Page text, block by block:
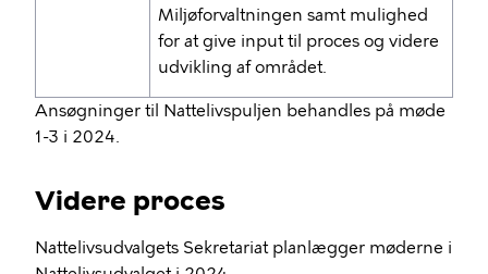
Miljøforvaltningen samt mulighed
for at give input til proces og videre
udvikling af området.
Ansøgninger til Nattelivspuljen behandles på møde
1-3 i 2024.
Videre proces
Nattelivsudvalgets Sekretariat planlægger møderne i